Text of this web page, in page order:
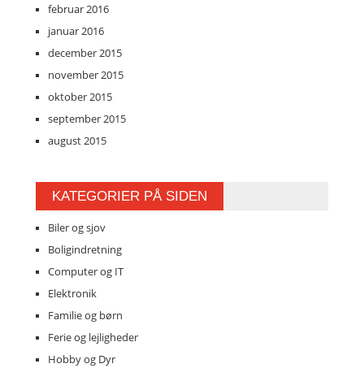
februar 2016
januar 2016
december 2015
november 2015
oktober 2015
september 2015
august 2015
KATEGORIER PÅ SIDEN
Biler og sjov
Boligindretning
Computer og IT
Elektronik
Familie og børn
Ferie og lejligheder
Hobby og Dyr